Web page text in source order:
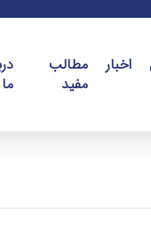
اخبار
مطالب
مفید
ما